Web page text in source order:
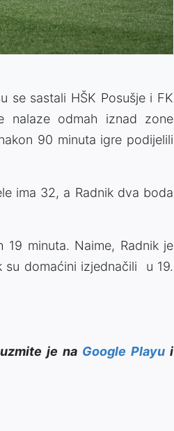
se sastali HŠK Posušje i FK
nalaze odmah iznad zone
90 minuta igre podijelili
ima 32, a Radnik dva boda
minuta. Naime, Radnik je
domaćini izjednačili u 19.
je na Google Playui